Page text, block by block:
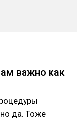
важно как
да. Тоже